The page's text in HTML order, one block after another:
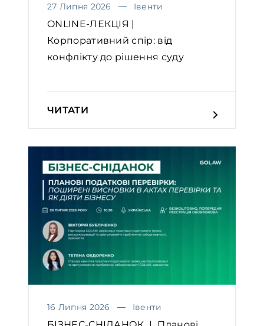
27 Липня 2026 Івенти
ONLINE-ЛЕКЦІЯ |
Корпоративний спір: від
конфлікту до рішення суду
ЧИТАТИ
16 Липня 2026 Івенти